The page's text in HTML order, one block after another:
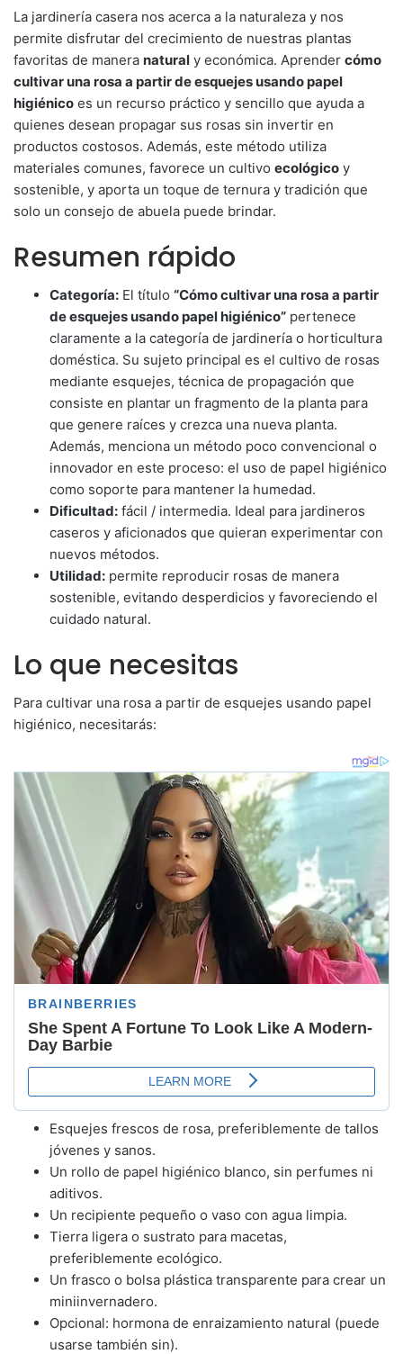
La jardinería casera nos acerca a la naturaleza y nos
permite disfrutar del crecimiento de nuestras plantas
favoritas de manera natural y económica. Aprender cómo
cultivar una rosa a partir de esquejes usando papel
higiénico es un recurso práctico y sencillo que ayuda a
quienes desean propagar sus rosas sin invertir en
productos costosos. Además, este método utiliza
materiales comunes, favorece un cultivo ecológico y
sostenible, y aporta un toque de ternura y tradición que
solo un consejo de abuela puede brindar.
Resumen rápido
Categoría: El título “Cómo cultivar una rosa a partir
de esquejes usando papel higiénico” pertenece
claramente a la categoría de jardinería o horticultura
doméstica. Su sujeto principal es el cultivo de rosas
mediante esquejes, técnica de propagación que
consiste en plantar un fragmento de la planta para
que genere raíces y crezca una nueva planta.
Además, menciona un método poco convencional o
innovador en este proceso: el uso de papel higiénico
como soporte para mantener la humedad.
Dificultad: fácil / intermedia. Ideal para jardineros
caseros y aficionados que quieran experimentar con
nuevos métodos.
Utilidad: permite reproducir rosas de manera
sostenible, evitando desperdicios y favoreciendo el
cuidado natural.
Lo que necesitas
Para cultivar una rosa a partir de esquejes usando papel
higiénico, necesitarás:
Esquejes frescos de rosa, preferiblemente de tallos
jóvenes y sanos.
Un rollo de papel higiénico blanco, sin perfumes ni
aditivos.
Un recipiente pequeño o vaso con agua limpia.
Tierra ligera o sustrato para macetas,
preferiblemente ecológico.
Un frasco o bolsa plástica transparente para crear un
miniinvernadero.
Opcional: hormona de enraizamiento natural (puede
usarse también sin).